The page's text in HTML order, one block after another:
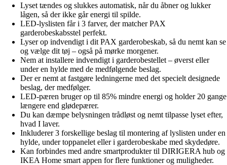
Lyset tændes og slukkes automatisk, når du åbner og lukker
lågen, så der ikke går energi til spilde.
LED-lyslisten får i 3 farver, der matcher PAX
garderobeskabsstel perfekt.
Lyser op indvendigt i dit PAX garderobeskab, så du nemt kan se
og vælge dit tøj – også på mørke morgener.
Nem at installere indvendigt i garderobestellet – øverst eller
under en hylde med de medfølgende beslag.
Der er nemt at fastgøre ledningerne med det specielt designede
beslag, der medfølger.
LED-pæren bruger op til 85% mindre energi og holder 20 gange
længere end glødepærer.
Du kan dæmpe belysningen trådløst og nemt tilpasse lyset efter,
hvad I laver.
Inkluderer 3 forskellige beslag til montering af lyslisten under en
hylde, under toppanelet eller i garderobeskabe med skydedøre.
Kan forbindes med andre smartprodukter til DIRIGERA hub og
IKEA Home smart appen for flere funktioner og muligheder.